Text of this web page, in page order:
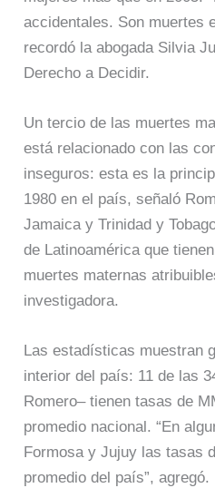
accidentales. Son muertes
recordó la abogada Silvia
Derecho a Decidir.
Un tercio de las muertes
está relacionado con las
inseguros: esta es la
1980 en el país, señaló
Jamaica y Trinidad y
de Latinoamérica que
muertes maternas
investigadora.
Las estadísticas muestran
interior del país: 11 de las
Romero– tienen tasas de
promedio nacional. “En
Formosa y Jujuy las tasas
promedio del país”, agregó.